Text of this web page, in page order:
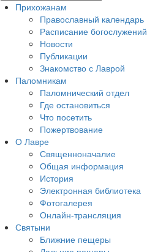
Прихожанам
Православный календарь
Расписание богослужений
Новости
Публикации
Знакомство с Лаврой
Паломникам
Паломнический отдел
Где остановиться
Что посетить
Пожертвование
О Лавре
Священноначалие
Общая информация
История
Электронная библиотека
Фотогалерея
Онлайн-трансляция
Святыни
Ближние пещеры